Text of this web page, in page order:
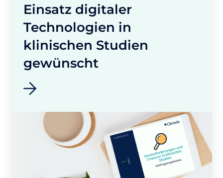
Einsatz digitaler
Technologien in
klinischen Studien
gewünscht